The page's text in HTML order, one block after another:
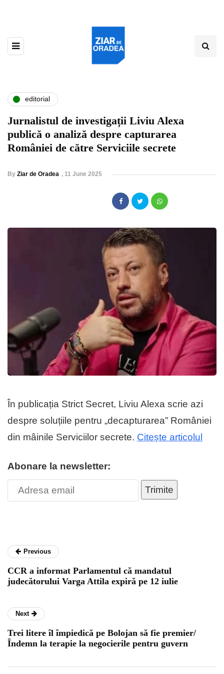
editorial
Jurnalistul de investigații Liviu Alexa
publică o analiză despre capturarea
României de către Serviciile secrete
By Ziar de Oradea , 11 June 2025
În publicația Strict Secret, Liviu Alexa scrie azi
despre soluțiile pentru „decapturarea” României
din mâinile Serviciilor secrete. Citește articolul
Abonare la newsletter:
Trimite
Previous
CCR a informat Parlamentul că mandatul
judecătorului Varga Attila expiră pe 12 iulie
Next
Trei litere îl împiedică pe Bolojan să fie premier/
Îndemn la terapie la negocierile pentru guvern